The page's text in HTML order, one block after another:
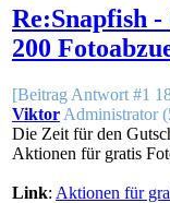
Re:Snapfish
200
[Beitrag Antwort #1
Viktor Administrator
Die Zeit für den
Aktionen für gratis
Link: Aktionen für